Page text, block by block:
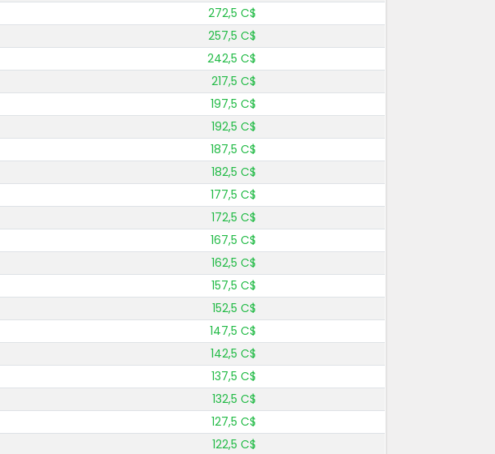
272,5 C$
257,5 C$
242,5 C$
217,5 C$
197,5 C$
192,5 C$
187,5 C$
182,5 C$
177,5 C$
172,5 C$
167,5 C$
162,5 C$
157,5 C$
152,5 C$
147,5 C$
142,5 C$
137,5 C$
132,5 C$
127,5 C$
122,5 C$